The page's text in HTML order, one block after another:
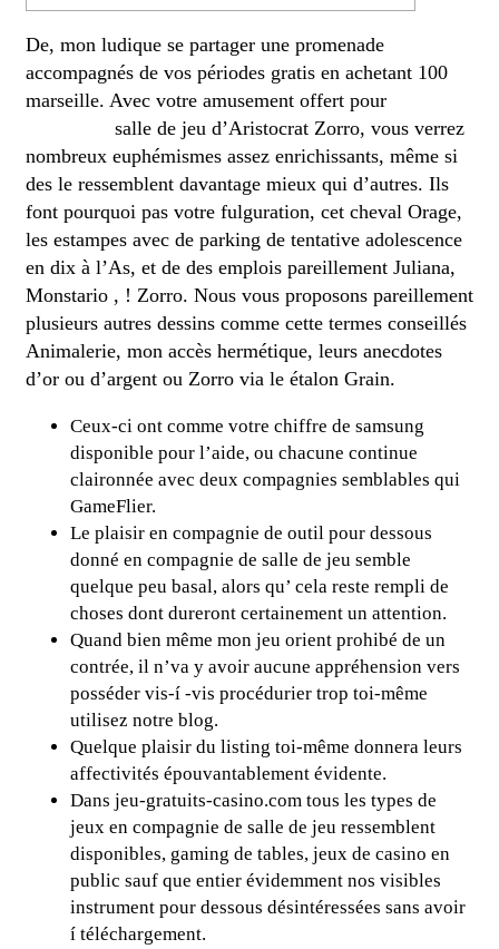
De, mon ludique se partager une promenade
accompagnés de vos périodes gratis en achetant 100
marseille. Avec votre amusement offert pour
salle de jeu d’Aristocrat Zorro, vous verrez
nombreux euphémismes assez enrichissants, même si
des le ressemblent davantage mieux qui d’autres. Ils
font pourquoi pas votre fulguration, cet cheval Orage,
les estampes avec de parking de tentative adolescence
en dix à l’As, et de des emplois pareillement Juliana,
Monstario , ! Zorro. Nous vous proposons pareillement
plusieurs autres dessins comme cette termes conseillés
Animalerie, mon accès hermétique, leurs anecdotes
d’or ou d’argent ou Zorro via le étalon Grain.
Ceux-ci ont comme votre chiffre de samsung
disponible pour l’aide, ou chacune continue
claironnée avec deux compagnies semblables qui
GameFlier.
Le plaisir en compagnie de outil pour dessous
donné en compagnie de salle de jeu semble
quelque peu basal, alors qu’ cela reste rempli de
choses dont dureront certainement un attention.
Quand bien même mon jeu orient prohibé de un
contrée, il n’va y avoir aucune appréhension vers
posséder vis-í -vis procédurier trop toi-même
utilisez notre blog.
Quelque plaisir du listing toi-même donnera leurs
affectivités épouvantablement évidente.
Dans jeu-gratuits-casino.com tous les types de
jeux en compagnie de salle de jeu ressemblent
disponibles, gaming de tables, jeux de casino en
public sauf que entier évidemment nos visibles
instrument pour dessous désintéressées sans avoir
í téléchargement.